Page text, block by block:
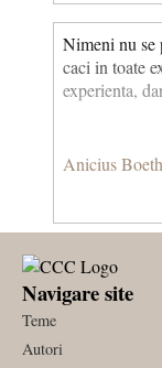
Nimeni nu se
caci in toate
experienta,
Anicius
Navigare site
Teme
Autori